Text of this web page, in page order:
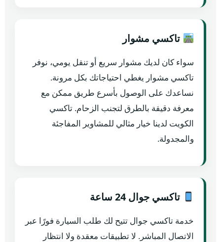
تاكسي مشوار
سواء كان لديك مشوار سريع أو تنقل يومي، نوفر
تاكسي مشوار يغطي احتياجاتك بكل مرونة.
نساعدك على الوصول بأسرع طريق ممكن مع
معرفة دقيقة بالطرق لتجنب الزحام. تاكسي
الكويت لدينا خيار مثالي للمشاوير المفاجئة
والمجدولة.
تاكسي جوال 24 ساعة
خدمة تاكسي جوال تتيح لك طلب السيارة فورًا عبر
الاتصال المباشر. لا تطبيقات معقدة ولا انتظار